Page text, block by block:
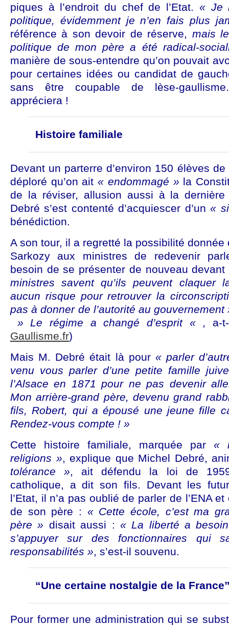
piques à l’endroit du chef de l’Etat. « Je
politique, évidemment je n’en fais plus
référence à son devoir de réserve, mais
politique de mon père a été radical-
manière de sous-entendre qu’on pouvait
pour certaines idées ou candidat de
sans être coupable de lèse-
appréciera !
Histoire familiale
Devant un parterre d’environ 150 élèves de
déploré qu’on ait« endommagé » la
de la réviser, allusion aussi à la
Debré s’est contenté d’acquiescer d’un«
bénédiction.
A son tour, il a regretté la possibilité donnée
Sarkozy aux ministres de redevenir
besoin de se présenter de nouveau
ministres savent qu’ils peuvent claquer
aucun risque pour retrouver la
pas à donner de l’autorité au
» Le régime a changé d’esprit « , a-
Gaullisme.fr)
Mais M. Debré était là pour « parler
venu vous parler d’une petite famille
l’Alsace en 1871 pour ne pas devenir
Mon arrière-grand père, devenu grand
fils, Robert, qui a épousé une jeune fille
Rendez-vous compte ! »
Cette histoire familiale, marquée par «
religions », explique que Michel Debré,
tolérance », ait défendu la loi de 1959
catholique, a dit son fils. Devant les
l’Etat, il n’a pas oublié de parler de l’ENA
de son père : « Cette école, c’est ma
père » disait aussi : « La liberté a
s’appuyer sur des fonctionnaires qui
responsabilités », s’est-il souvenu.
“Une certaine nostalgie de la
Pour former une administration qui se